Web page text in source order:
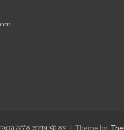
দৈনিক তালাশ ডট কম Theme by: